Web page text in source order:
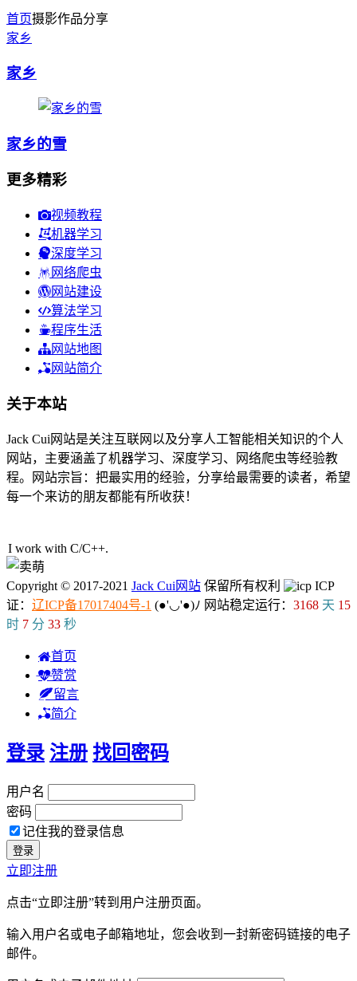
首页摄影作品分享
家乡
家乡
家乡的雪
更多精彩
视频教程
机器学习
深度学习
网络爬虫
网站建设
算法学习
程序生活
网站地图
网站简介
关于本站
Jack Cui网站是关注互联网以及分享人工智能相关知识的个人
网站，主要涵盖了机器学习、深度学习、网络爬虫等经验教
程。网站宗旨：把最实用的经验，分享给最需要的读者，希望
每一个来访的朋友都能有所收获！
I work with C/C++i
Copyright © 2017-2021 Jack Cui网站 保留所有权利
ICP
证： 辽ICP备17017404号-1 (●'◡'●)ﾉ 网站稳定运行： 3168 天 15
时 7 分 34 秒
首页
赞赏
留言
简介
登录 注册 找回密码
用户名
密码
记住我的登录信息
立即注册
点击“立即注册”转到用户注册页面。
输入用户名或电子邮箱地址，您会收到一封新密码链接的电子
邮件。